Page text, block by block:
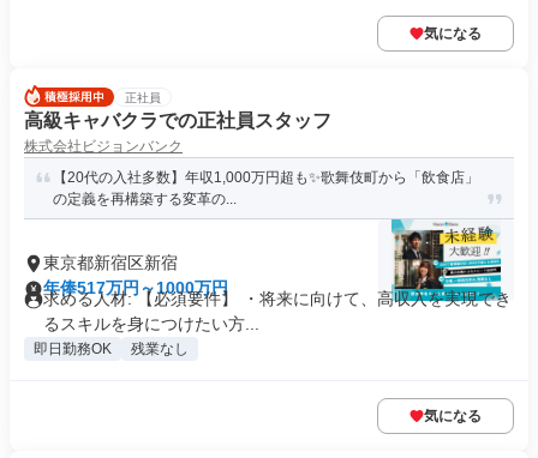
気になる
正社員
高級キャバクラでの正社員スタッフ
株式会社ビジョンバンク
【20代の入社多数】年収1,000万円超も✨歌舞伎町から「飲食店」
の定義を再構築する変革の...
東京都新宿区新宿
年俸517万円～1000万円
求める人材: 【必須要件】 ・将来に向けて、高収入を実現でき
るスキルを身につけたい方...
即日勤務OK 残業なし
気になる